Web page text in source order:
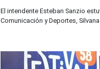
El intendente Esteban Sanzio
Comunicación y Deportes,